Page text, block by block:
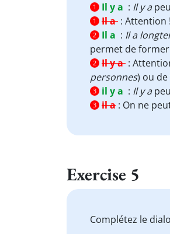
1 Il y a : Il y a
1 Il a : Attention
2 Il a : Il a
permet de
2 Il y a :
personnes) ou
3 il y a : Il y a
3 il a : On ne
Exercise 5
Complétez le